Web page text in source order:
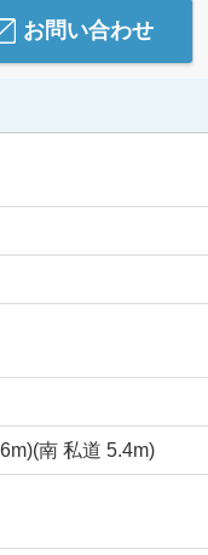
お問い合わせ
南 私道 5.4m)